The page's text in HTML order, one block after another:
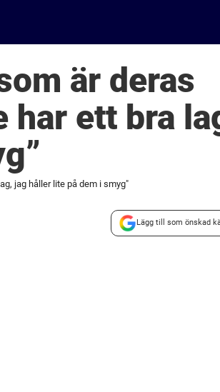
är deras
har ett bra
jag håller lite på dem i smyg"
Lägg till som önskad